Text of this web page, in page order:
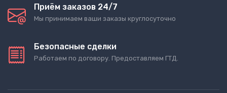
Приём заказов 24/7
Мы принимаем ваши заказы круглосуточно
Безопасные сделки
Работаем по договору. Предоставляем ГТД.